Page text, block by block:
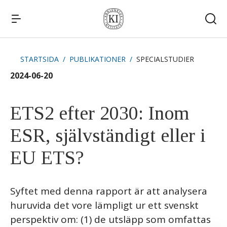
Kontakt
STARTSIDA PUBLIKATIONER SPECIALSTUDIER
2024-06-20
ETS2 efter 2030: Inom
ESR, självständigt eller i
EU ETS?
Syftet med denna rapport är att analysera
huruvida det vore lämpligt ur ett svenskt
perspektiv om: (1) de utsläpp som omfattas